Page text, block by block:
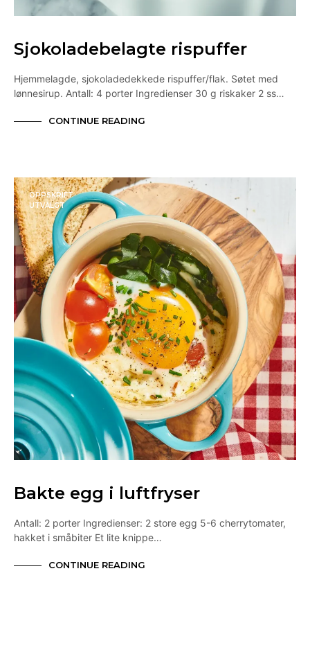
Sjokoladebelagte rispuffer
Hjemmelagde, sjokoladedekkede rispuffer/flak. Søtet med
lønnesirup. Antall: 4 porter Ingredienser 30 g riskaker 2 ss…
CONTINUE READING
OPPSKRIFT
UTVALGT
Bakte egg i luftfryser
Antall: 2 porter Ingredienser: 2 store egg 5-6 cherrytomater,
hakket i småbiter Et lite knippe…
CONTINUE READING